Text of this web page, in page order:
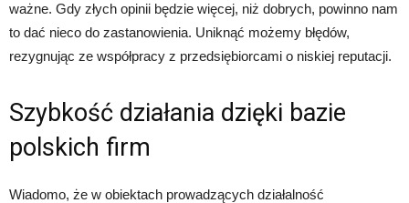
ważne. Gdy złych opinii będzie więcej, niż dobrych, powinno nam
to dać nieco do zastanowienia. Uniknąć możemy błędów,
rezygnując ze współpracy z przedsiębiorcami o niskiej reputacji.
Szybkość działania dzięki bazie
polskich firm
Wiadomo, że w obiektach prowadzących działalność